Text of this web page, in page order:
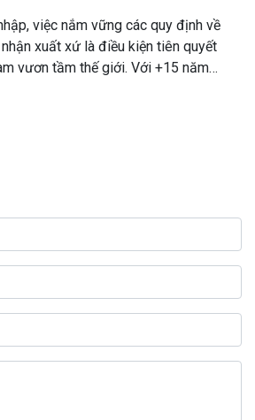
việc nắm vững các quy định về
xuất xứ là điều kiện tiên quyết
vươn tầm thế giới. Với +15 năm
pháp vận chuyển hiệu quả nhất,.